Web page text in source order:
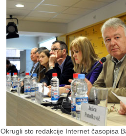
Okrugli sto redakcije Internet časopisa